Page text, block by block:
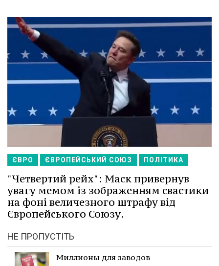
ЄВРО ЄВРОПЕЙСЬКИЙ СОЮЗ ПОЛІТИКА
"Четвертий рейх": Маск привернув
увагу мемом із зображенням свастики
на фоні величезного штрафу від
Європейського Союзу.
НЕ ПРОПУСТІТЬ
Миллионы для заводов